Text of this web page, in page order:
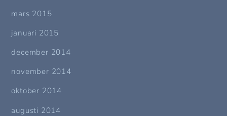
mars 2015
januari 2015
december 2014
november 2014
oktober 2014
augusti 2014